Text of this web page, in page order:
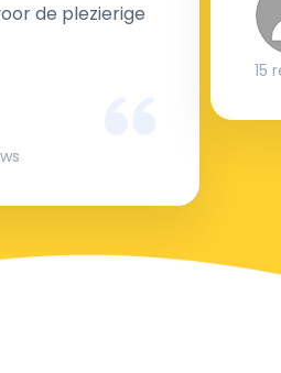
de plezierige
15